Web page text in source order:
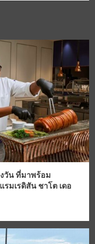
วัน ที่มาพร้อม
รมเรดิสัน ชาโต เดอ